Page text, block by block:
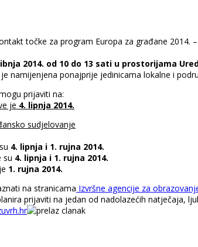
točke za program Europa za građane
2014. od 10 do 13 sati u prostorijama
namijenjena ponajprije jedinicama lokalne i
prijaviti na:
je 4. lipnja 2014.
sudjelovanje
4. lipnja i 1. rujna 2014.
su 4. lipnja i 1. rujna 2014.
1. rujna 2014.
na stranicama Izvršne agencije za
prijaviti na jedan od nadolazećih natječaja,